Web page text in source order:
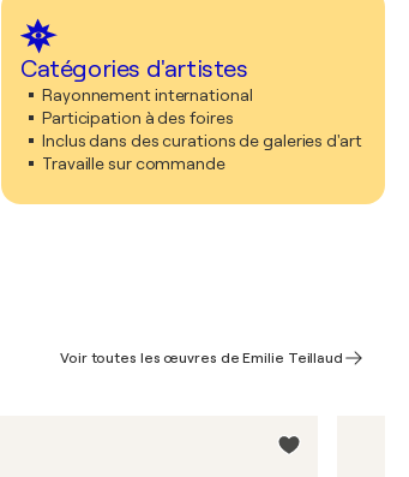
Catégories d'artistes
Rayonnement international
Participation à des foires
Inclus dans des curations de galeries d'art
Travaille sur commande
Voir toutes les œuvres de Emilie Teillaud